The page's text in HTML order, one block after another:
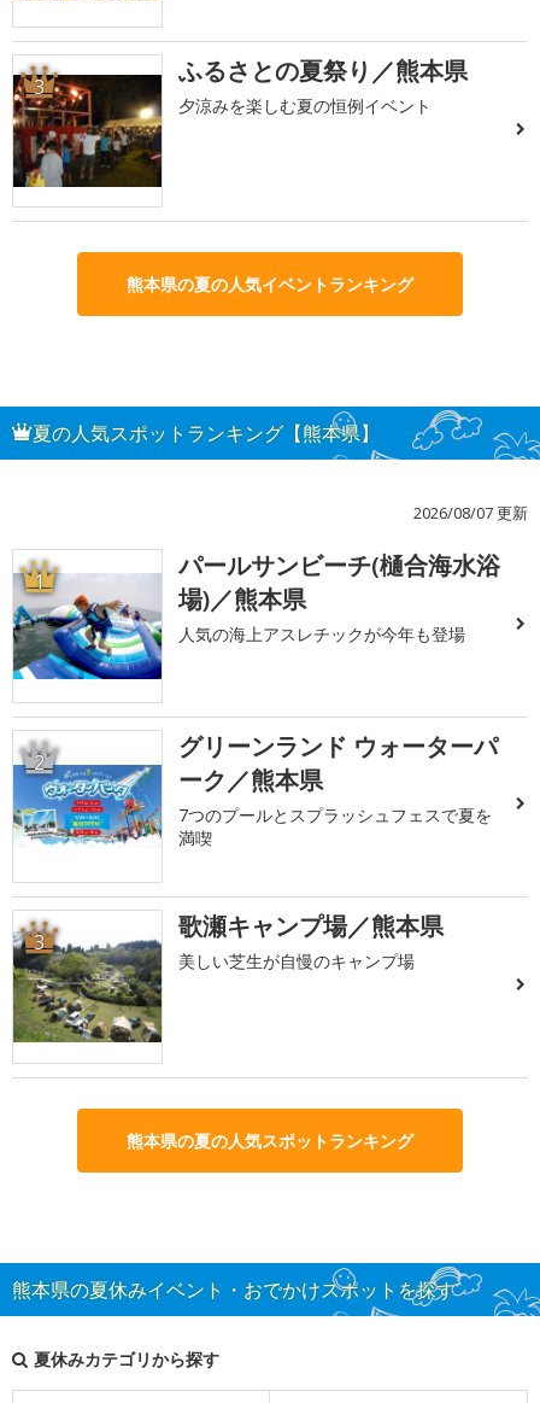
3 ふるさとの夏祭り／熊本県
夕涼みを楽しむ夏の恒例イベント
熊本県の夏の人気イベントランキング
夏の人気スポットランキング【熊本県】
2026/08/07 更新
1
パールサンビーチ(樋合海水浴
場)／熊本県
人気の海上アスレチックが今年も登場
2
グリーンランド ウォーターパ
ーク／熊本県
7つのプールとスプラッシュフェスで夏を
満喫
3 歌瀬キャンプ場／熊本県
美しい芝生が自慢のキャンプ場
熊本県の夏の人気スポットランキング
熊本県の夏休みイベント・おでかけスポットを探す
夏休みカテゴリから探す